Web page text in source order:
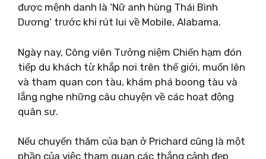
được mệnh danh là ‘Nữ anh hùng Thái Bình
Dương’ trước khi rút lui về Mobile, Alabama.
Ngày nay, Công viên Tưởng niệm Chiến hạm đón
tiếp du khách từ khắp nơi trên thế giới, muốn lên
và tham quan con tàu, khám phá boong tàu và
lắng nghe những câu chuyện về các hoạt động
quân sự.
Nếu chuyến thăm của bạn ở Prichard cũng là một
phần của việc tham quan các thắng cảnh đẹp